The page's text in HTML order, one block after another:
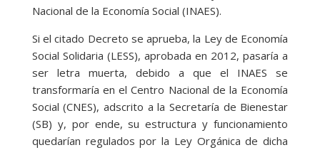
Nacional de la Economía Social (INAES).
Si el citado Decreto se aprueba, la Ley de Economía
Social Solidaria (LESS), aprobada en 2012, pasaría a
ser letra muerta, debido a que el INAES se
transformaría en el Centro Nacional de la Economía
Social (CNES), adscrito a la Secretaría de Bienestar
(SB) y, por ende, su estructura y funcionamiento
quedarían regulados por la Ley Orgánica de dicha